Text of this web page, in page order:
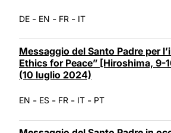
DE - EN - FR - IT
Messaggio del Santo Padre per
Ethics for Peace” [Hiroshima, 9-
(10 luglio 2024)
EN - ES - FR - IT - PT